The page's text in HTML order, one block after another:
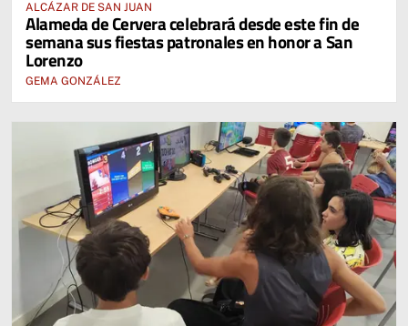
ALCÁZAR DE SAN JUAN
Alameda de Cervera celebrará desde este fin de
semana sus fiestas patronales en honor a San
Lorenzo
GEMA GONZÁLEZ